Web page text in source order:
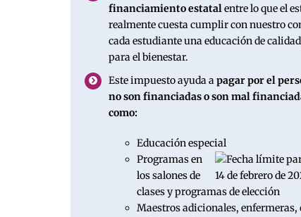
financiamiento estatalentre lo que el
realmente cuesta cumplir con nuestro
cada estudiante una educación de
para el bienestar.
Este impuesto ayuda apagar por el
no son financiadas o son mal
como:
Educación especial
Programas en
los salones de
clases y programas de elección
Maestros adicionales, enfermeras,